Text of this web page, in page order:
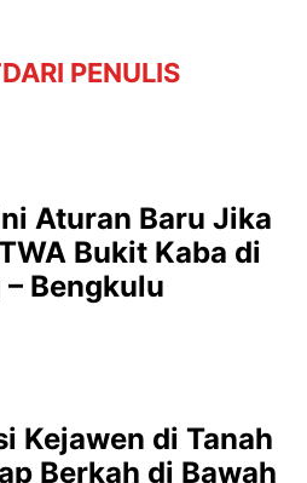
DARI PENULIS
Aturan Baru Jika
Bukit Kaba di
Bengkulu
Kejawen di Tanah
Berkah di Bawah